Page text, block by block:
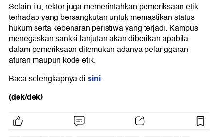
Selain itu, rektor juga memerintahkan pemeriksaan etik
terhadap yang bersangkutan untuk memastikan status
hukum serta kebenaran peristiwa yang terjadi. Kampus
menegaskan sanksi lanjutan akan diberikan apabila
dalam pemeriksaan ditemukan adanya pelanggaran
aturan maupun kode etik.
Baca selengkapnya disini.
(dek/dek)